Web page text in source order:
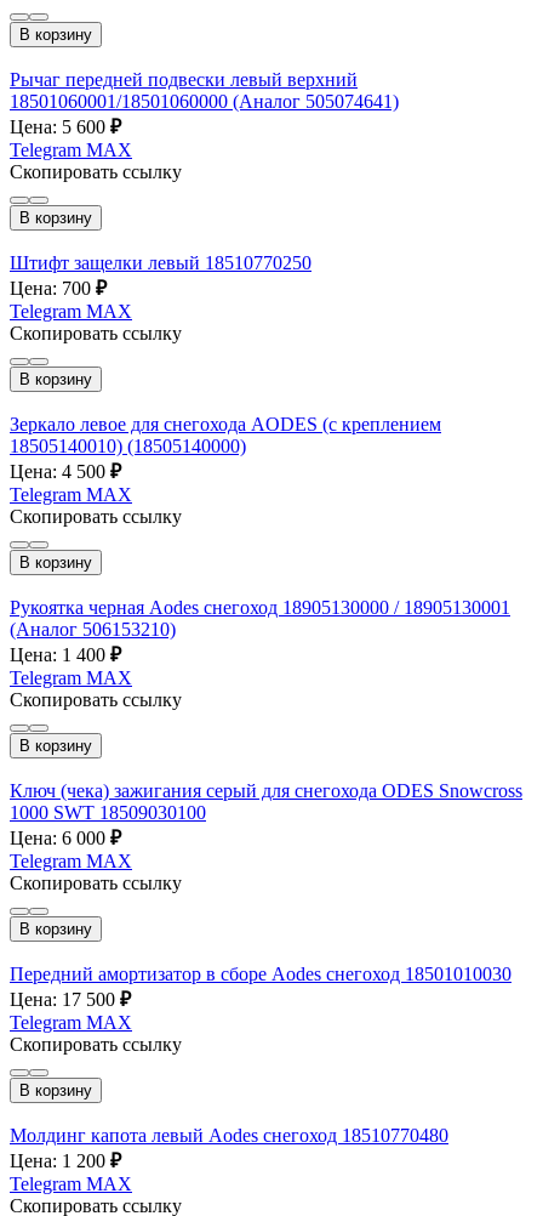
В корзину
Рычаг передней подвески левый верхний
18501060001/18501060000 (Аналог 505074641)
Цена: 5 600 ₽
Telegram MAX
Скопировать ссылку
В корзину
Штифт защелки левый 18510770250
Цена: 700 ₽
Telegram MAX
Скопировать ссылку
В корзину
Зеркало левое для снегохода AODES (с креплением
18505140010) (18505140000)
Цена: 4 500 ₽
Telegram MAX
Скопировать ссылку
В корзину
Рукоятка черная Aodes снегоход 18905130000 / 18905130001
(Аналог 506153210)
Цена: 1 400 ₽
Telegram MAX
Скопировать ссылку
В корзину
Ключ (чека) зажигания серый для снегохода ODES Snowcross
1000 SWT 18509030100
Цена: 6 000 ₽
Telegram MAX
Скопировать ссылку
В корзину
Передний амортизатор в сборе Aodes снегоход 18501010030
Цена: 17 500 ₽
Telegram MAX
Скопировать ссылку
В корзину
Молдинг капота левый Aodes снегоход 18510770480
Цена: 1 200 ₽
Telegram MAX
Скопировать ссылку